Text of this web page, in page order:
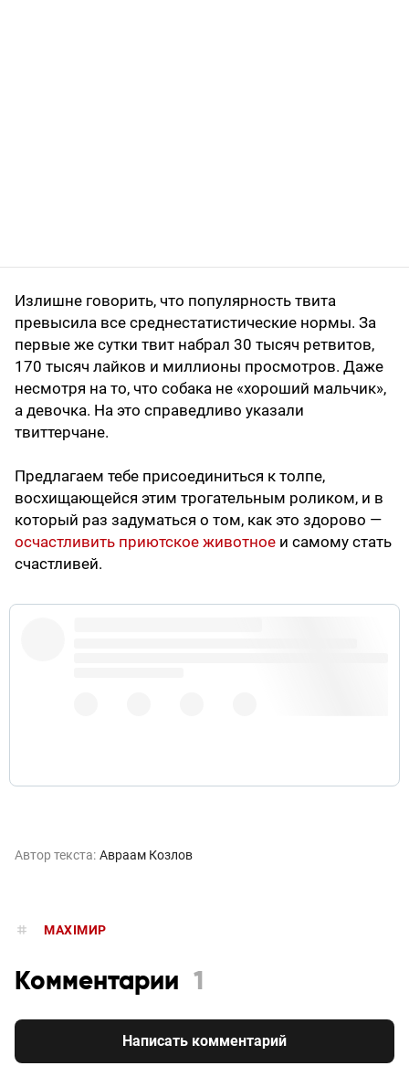
Излишне говорить, что популярность твита
превысила все среднестатистические нормы. За
первые же сутки твит набрал 30 тысяч ретвитов,
170 тысяч лайков и миллионы просмотров. Даже
несмотря на то, что собака не «хороший мальчик»,
а девочка. На это справедливо указали
твиттерчане.
Предлагаем тебе присоединиться к толпе,
восхищающейся этим трогательным роликом, и в
который раз задуматься о том, как это здорово —
осчастливить приютское животное и самому стать
счастливей.
A journalist went to cover a story about a shelter for
Автор текста: Авраам Козлов
MAXIMИР
Комментарии 1
Написать комментарий